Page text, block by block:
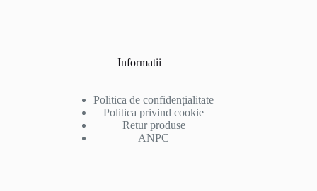
Informatii
Politica de confidențialitate
Politica privind cookie
Retur produse
ANPC